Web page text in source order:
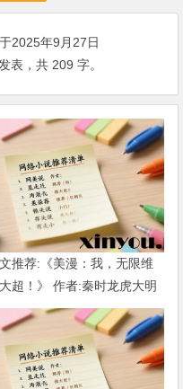
2025年9月27日
表，共 209 字。
推荐:《美漫：我，无限维
超！》 作者:秦时龙虎大明
章 TXT下载